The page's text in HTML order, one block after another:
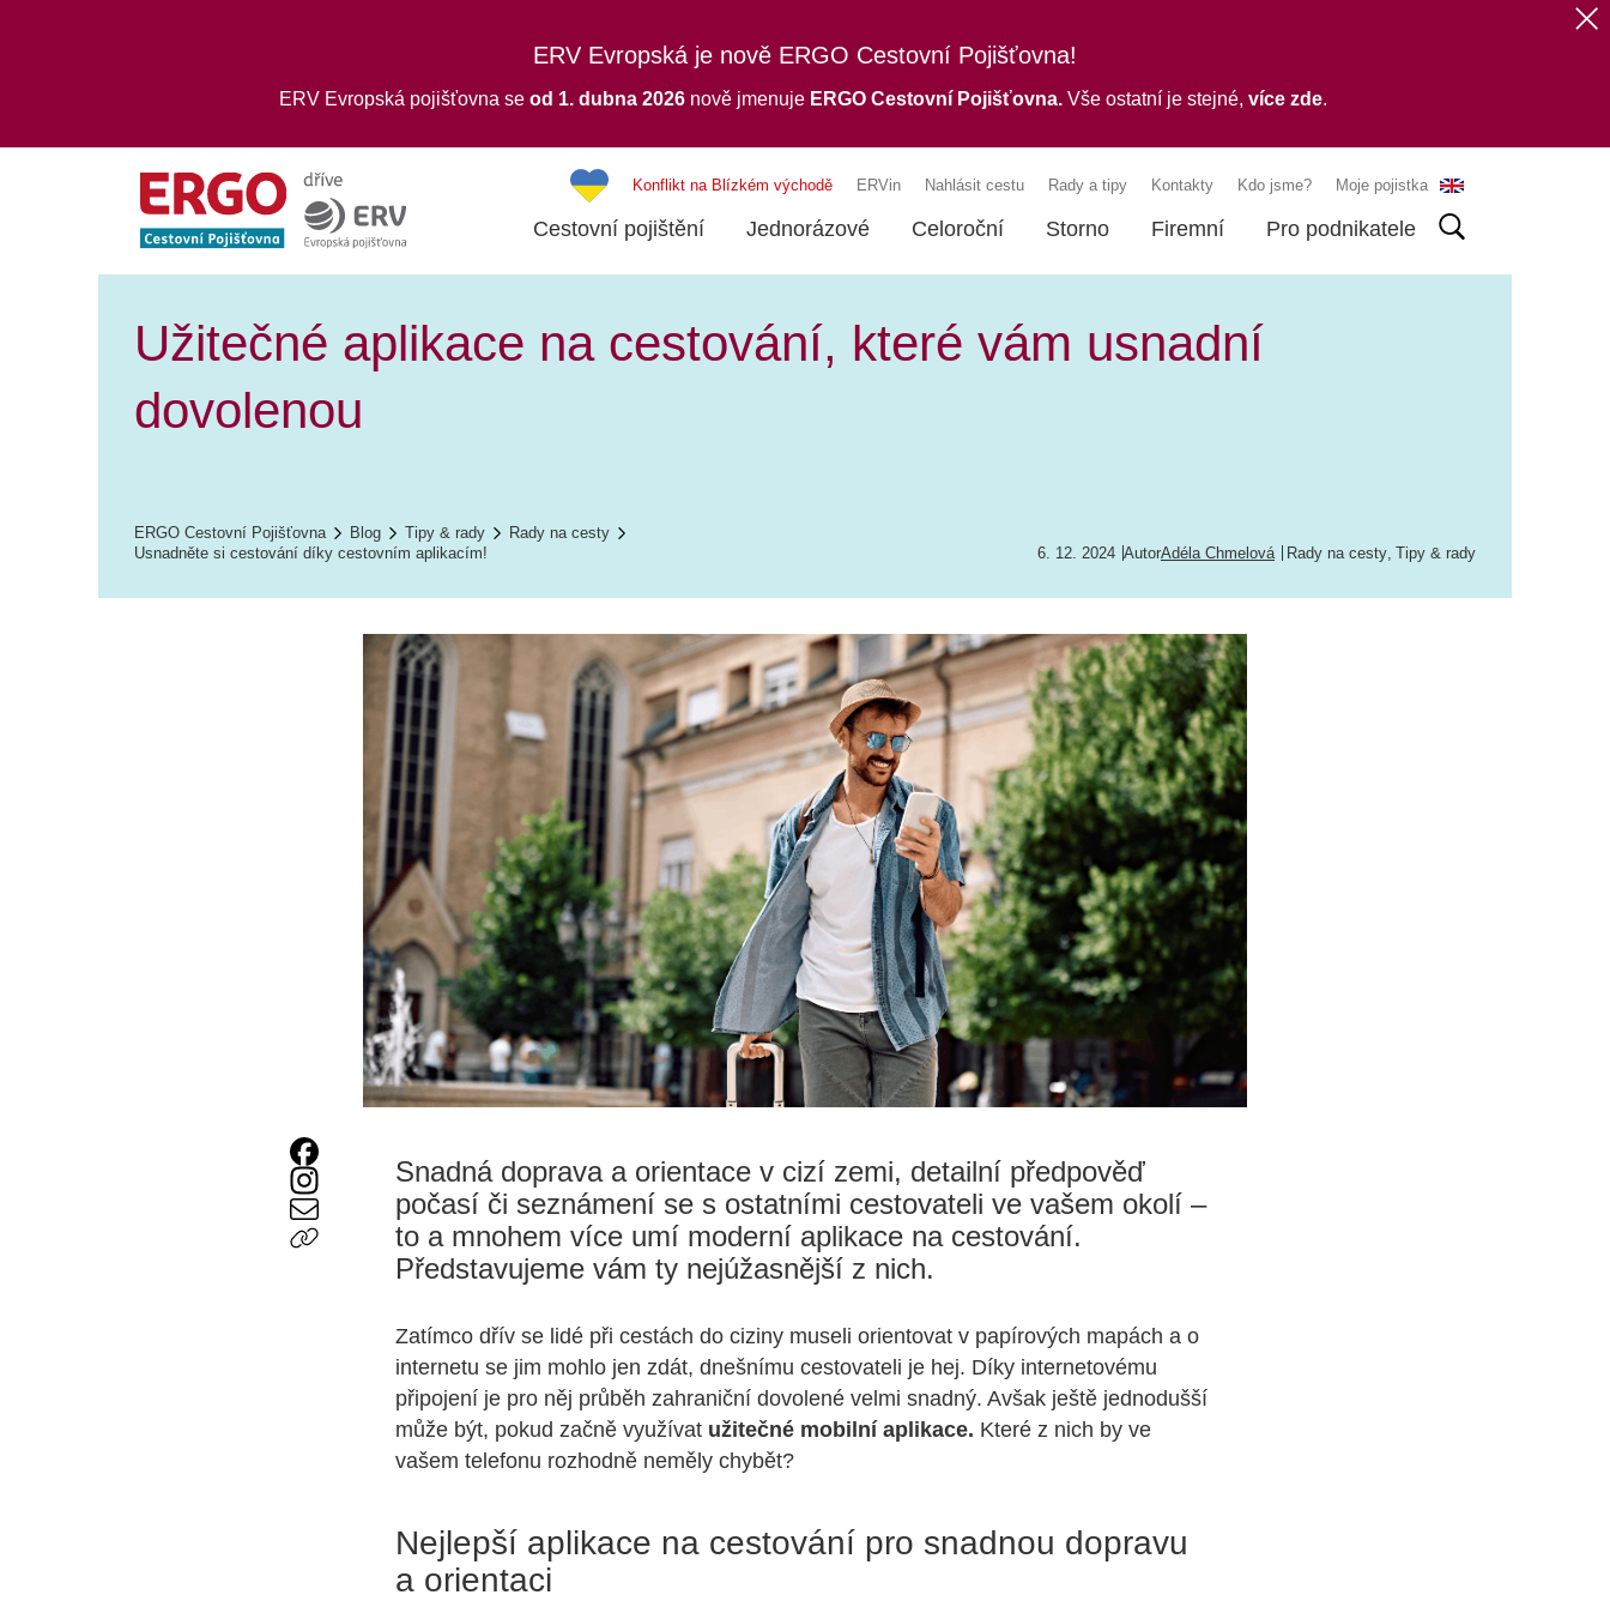
ERV Evropská je nově ERGO Cestovní Pojišťovna!
ERV Evropská pojišťovna se od 1. dubna 2026 nově jmenuje ERGO Cestovní Pojišťovna.Vše ostatní je stejné, více zde.
Konflikt na Blízkém východě ERVin Nahlásit cestu Rady a tipy Kontakty Kdo jsme? Moje pojistka
Cestovní pojištění Jednorázové Celoroční Storno Firemní Pro podnikatele
Užitečné aplikace na cestování, které vám usnadní
dovolenou
ERGO Cestovní Pojišťovna Blog Tipy & rady
Rady na cesty
Usnadněte si cestování díky cestovním aplikacím!
6. 12. 2024 AutorAdéla Chmelová Rady na cesty, Tipy & rady
Snadná doprava a orientace v cizí zemi, detailní předpověď
počasí či seznámení se s ostatními cestovateli ve vašem okolí –
to a mnohem více umí moderní aplikace na cestování.
Představujeme vám ty nejúžasnější z nich.
Zatímco dřív se lidé při cestách do ciziny museli orientovat v papírových mapách a o
internetu se jim mohlo jen zdát, dnešnímu cestovateli je hej. Díky internetovému
připojení je pro něj průběh zahraniční dovolené velmi snadný. Avšak ještě jednodušší
může být, pokud začně využívat užitečné mobilní aplikace. Které z nich by ve
vašem telefonu rozhodně neměly chybět?
Nejlepší aplikace na cestování pro snadnou dopravu
a orientaci